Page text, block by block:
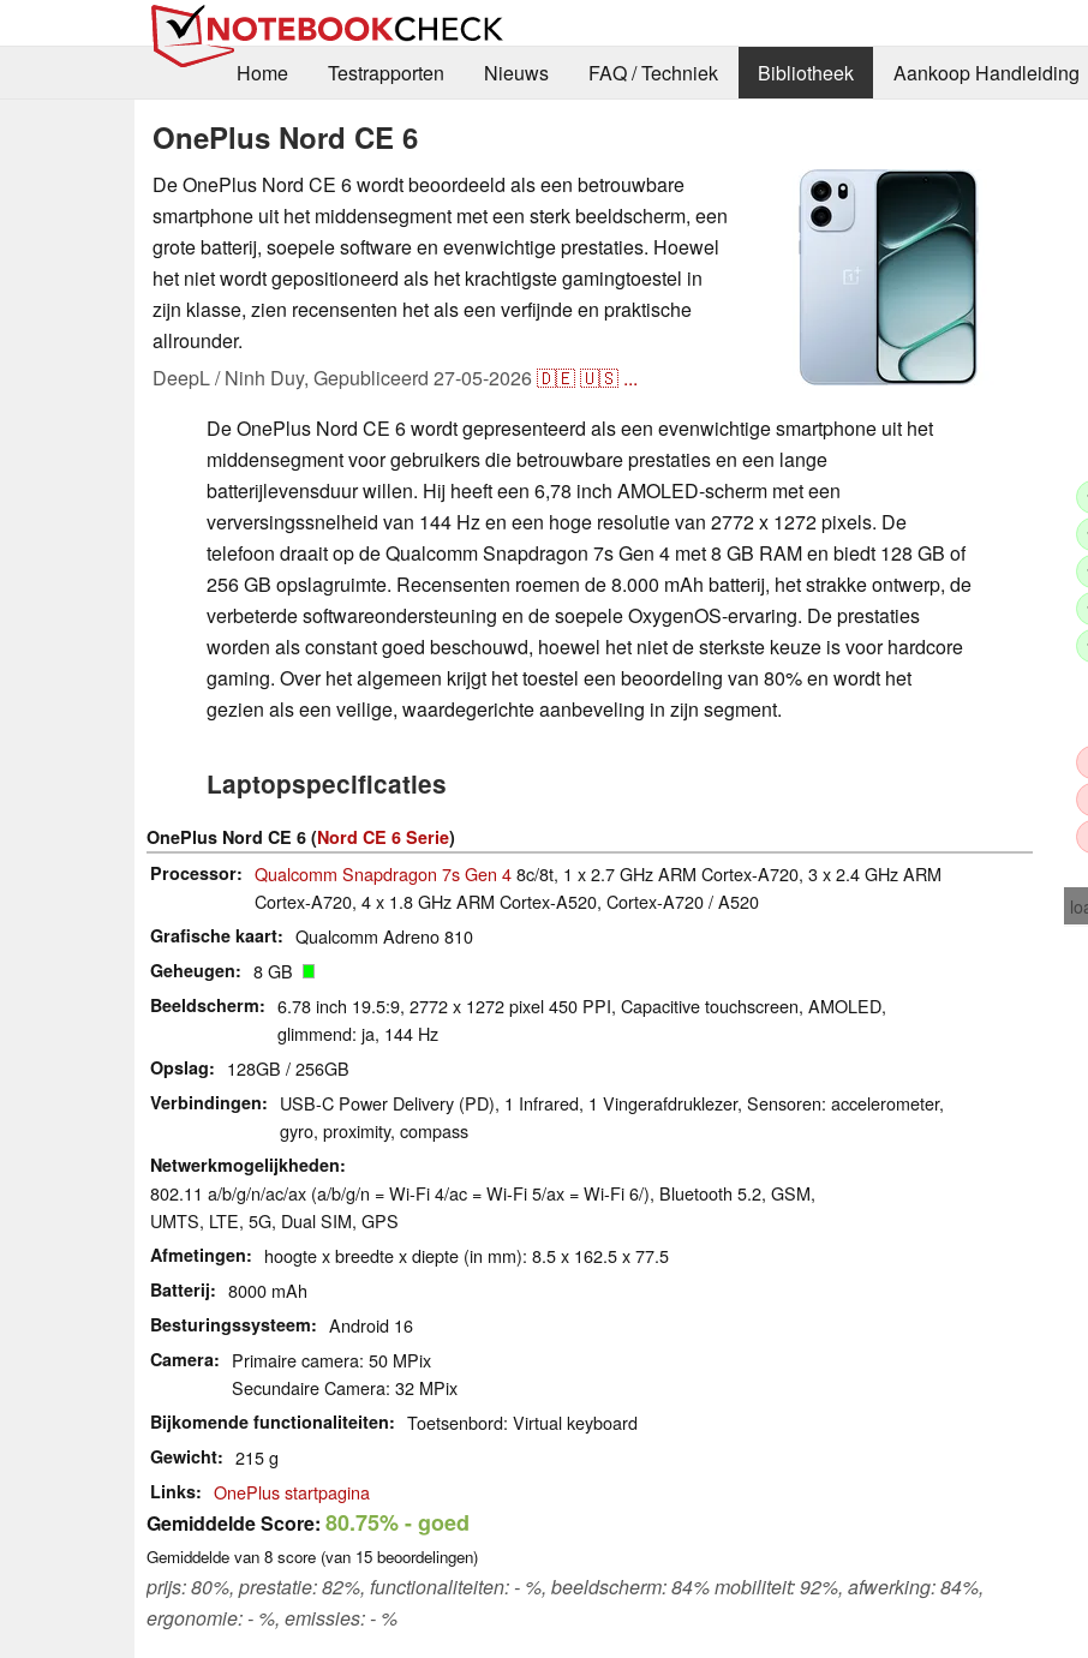
Home
Testrapporten Nieuws FAQ / Techniek Bibliotheek Aankoop Handleiding
OnePlus Nord CE 6
De OnePlus Nord CE 6 wordt beoordeeld als een betrouwbare
smartphone uit het middensegment met een sterk beeldscherm, een
grote batterij, soepele software en evenwichtige prestaties. Hoewel
het niet wordt gepositioneerd als het krachtigste gamingtoestel in
zijn klasse, zien recensenten het als een verfijnde en praktische
allrounder.
DeepL / Ninh Duy, Gepubliceerd 27-05-2026🇩🇪🇺🇸 ...
De OnePlus Nord CE 6 wordt gepresenteerd als een evenwichtige smartphone uit het
middensegment voor gebruikers die betrouwbare prestaties en een lange
batterijlevensduur willen. Hij heeft een 6,78 inch AMOLED-scherm met een
verversingssnelheid van 144 Hz en een hoge resolutie van 2772 x 1272 pixels. De
telefoon draait op de Qualcomm Snapdragon 7s Gen 4 met 8 GB RAM en biedt 128 GB of
256 GB opslagruimte. Recensenten roemen de 8.000 mAh batterij, het strakke ontwerp, de
verbeterde softwareondersteuning en de soepele OxygenOS-ervaring. De prestaties
worden als constant goed beschouwd, hoewel het niet de sterkste keuze is voor hardcore
gaming. Over het algemeen krijgt het toestel een beoordeling van 80% en wordt het
gezien als een veilige, waardegerichte aanbeveling in zijn segment.
Laptopspecificaties
OnePlus Nord CE 6 (Nord CE 6 Serie)
Processor
Qualcomm Snapdragon 7s Gen 48c/8t, 1 x 2.7 GHz ARM Cortex-A720, 3 x 2.4 GHz ARM
Cortex-A720, 4 x 1.8 GHz ARM Cortex-A520, Cortex-A720 / A520
Grafische kaart Qualcomm Adreno 810
Geheugen 8 GB
Beeldscherm
6.78 inch 19.5:9, 2772 x 1272 pixel 450 PPI, Capacitive touchscreen, AMOLED,
glimmend: ja, 144 Hz
Opslag 128GB / 256GB
Verbindingen
USB-C Power Delivery (PD), 1 Infrared, 1 Vingerafdruklezer, Sensoren: accelerometer,
gyro, proximity, compass
Netwerkmogelijkheden
802.11 a/b/g/n/ac/ax (a/b/g/n = Wi-Fi 4/ac = Wi-Fi 5/ax = Wi-Fi 6/), Bluetooth 5.2, GSM,
UMTS, LTE, 5G, Dual SIM, GPS
Afmetingen hoogte x breedte x diepte (in mm): 8.5 x 162.5 x 77.5
Batterij 8000 mAh
Besturingssysteem Android 16
Camera
Primaire camera: 50 MPix
Secundaire Camera: 32 MPix
Bijkomende functionaliteiten Toetsenbord: Virtual keyboard
Gewicht 215 g
Links OnePlus startpagina
Gemiddelde Score: 80.75%- goed
Gemiddelde van 8 score (van 15 beoordelingen)
prijs: 80%, prestatie: 82%, functionaliteiten: - %, beeldscherm: 84% mobiliteit: 92%, afwerking: 84%,
ergonomie: - %, emissies: - %